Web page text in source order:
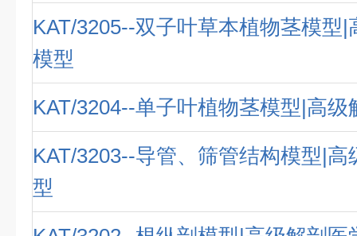
KAT/3205--双子叶草本植物茎模型|
模型
KAT/3204--单子叶植物茎模型|高级
KAT/3203--导管、筛管结构模型|高
型